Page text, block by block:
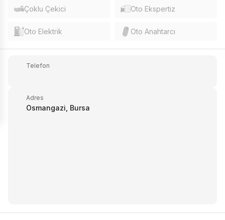
Çoklu Çekici Oto Ekspertiz
Oto Elektrik Oto Anahtarcı
Telefon
Adres
Osmangazi, Bursa